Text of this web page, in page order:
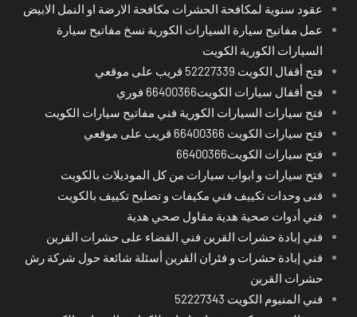
عقود سنوية لمكافحة الحشرات مكافحة الارضة او النمل الابيض
عمل مفاتيح سيارة السيارات الكورية نسخ مفاتيح سيارة
السيارات الكورية الكويت
فتح أقفال الكويت 52227339 قريب على موقعي
فتح أقفال سيارات الكويت66400366 فوري
فتح سيارات السيارات الكورية فني مفاتيح سيارات الكويت
فتح سيارات الكويت 66400366 قريب على موقعي
فتح سيارات الكويت66400366
فتح سيارات و ابواب سيارات من كل الموديلات بالكويت
فنى وحدات تكييف فني مكيفات و تصليح تكييف بالكويت
فني أدوات صحية هدية مقاول صحي هدية
فني إبادة حشرات القرين فني القضاء على حشرات القرين
فني إبادة حشرات و فئران القرين أسئلة شائعة حول شركة رش
حشرات القرين
فني المنيوم الكويت 52227343